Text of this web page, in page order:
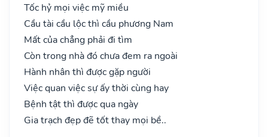
Tốc hỷ mọi việc mỹ miều
Cầu tài cầu lộc thì cầu phương Nam
Mất của chẳng phải đi tìm
Còn trong nhà đó chưa đem ra ngoài
Hành nhân thì được gặp người
Việc quan việc sự ấy thời cùng hay
Bệnh tật thì được qua ngày
Gia trạch đẹp đẽ tốt thay mọi bề..